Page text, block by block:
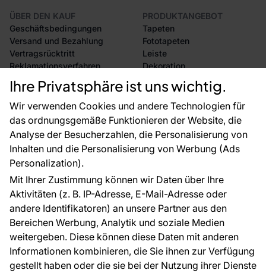
Ihre Privatsphäre ist uns wichtig.
Wir verwenden Cookies und andere Technologien für
das ordnungsgemäße Funktionieren der Website, die
Analyse der Besucherzahlen, die Personalisierung von
Inhalten und die Personalisierung von Werbung (Ads
Personalization).
Mit Ihrer Zustimmung können wir Daten über Ihre
Aktivitäten (z. B. IP-Adresse, E-Mail-Adresse oder
andere Identifikatoren) an unsere Partner aus den
Bereichen Werbung, Analytik und soziale Medien
weitergeben. Diese können diese Daten mit anderen
Informationen kombinieren, die Sie ihnen zur Verfügung
gestellt haben oder die sie bei der Nutzung ihrer Dienste
ÜBER DEN KAUF
Geschäftsbedingungen
Versand und Bezahlung
Vertragsrücktritt
Reklamationsverfahren
Rücksendung von Waren
CE-Zertifizierung
Großhandel
Raumvisualisierung
PRODUKTANGEBOT
Tapeten
Fototapeten
Leiste
Dekoration
Selbstklebende Folien
Zubehör
Tapetenmuster
FÜR SIE
Blog
EU-Projekte
Ratschläge und Tipps
FAQ
ÜBER DAS UNTERNEHMEN
Kontakt